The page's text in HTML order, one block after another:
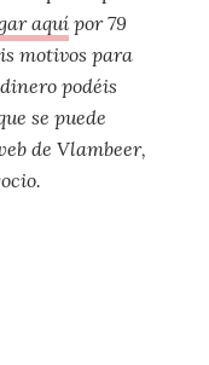
aquípor 79
motivos para
podéis
se puede
de Vlambeer,